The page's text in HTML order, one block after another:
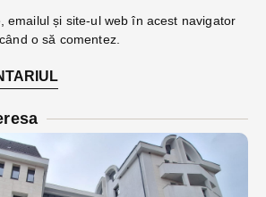
emailul și site-ul web în acest navigator
o să comentez.